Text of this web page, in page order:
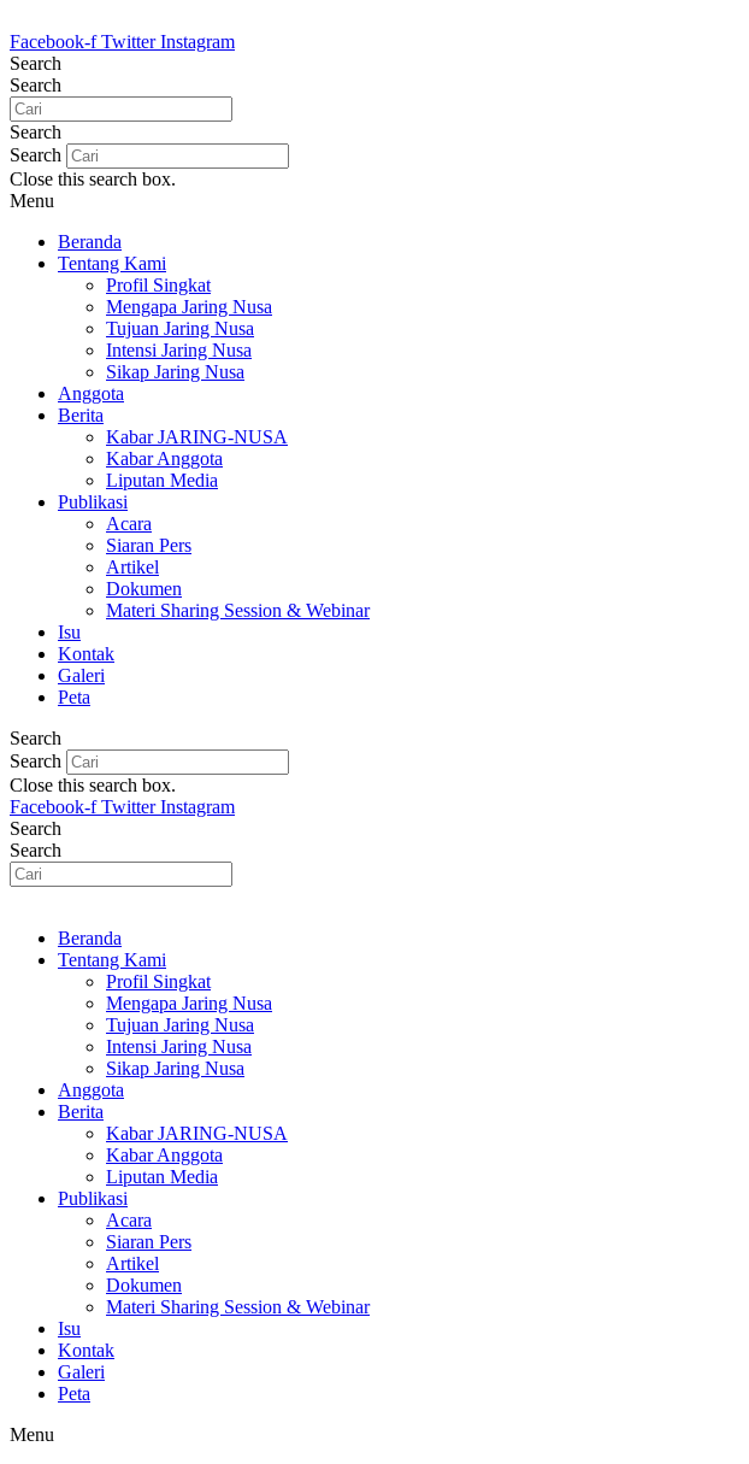
ke
konten
Facebook-f Twitter Instagram
Search
Search
Search
Search
Close this search box.
Menu
Beranda
Tentang Kami
Profil Singkat
Mengapa Jaring Nusa
Tujuan Jaring Nusa
Intensi Jaring Nusa
Sikap Jaring Nusa
Anggota
Berita
Kabar JARING-NUSA
Kabar Anggota
Liputan Media
Publikasi
Acara
Siaran Pers
Artikel
Dokumen
Materi Sharing Session & Webinar
Isu
Kontak
Galeri
Peta
Search
Search
Close this search box.
Facebook-f Twitter Instagram
Search
Search
Beranda
Tentang Kami
Profil Singkat
Mengapa Jaring Nusa
Tujuan Jaring Nusa
Intensi Jaring Nusa
Sikap Jaring Nusa
Anggota
Berita
Kabar JARING-NUSA
Kabar Anggota
Liputan Media
Publikasi
Acara
Siaran Pers
Artikel
Dokumen
Materi Sharing Session & Webinar
Isu
Kontak
Galeri
Peta
Menu